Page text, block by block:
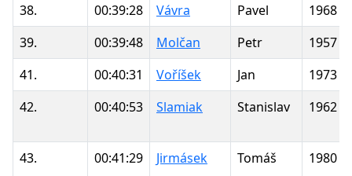
38.
00:39:28 Vávra Pavel
1968
39.
00:39:48 Molčan Petr
1957
41.
00:40:31 Voříšek Jan
1973
42.
00:40:53 Slamiak Stanislav 1962
43. 00:41:29 Jirmásek Tomáš 1980